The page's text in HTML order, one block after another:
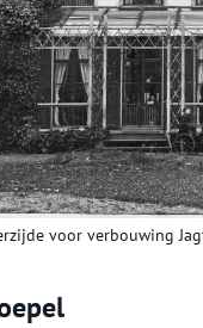
voor verbouwing